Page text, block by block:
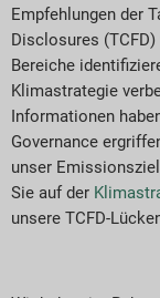
Empfehlungen der
Disclosures
Bereiche
Klimastrategie
Informationen
Governance
unser
Sie auf der
unsere TCFD-